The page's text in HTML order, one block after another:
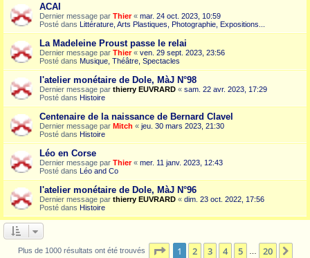
ACAI
Dernier message par Thier« mar. 24 oct. 2023, 10:59
Posté dans Littérature, Arts Plastiques, Photographie, Expositions...
La Madeleine Proust passe le relai
Dernier message par Thier« ven. 29 sept. 2023, 23:56
Posté dans Musique, Théâtre, Spectacles
l'atelier monétaire de Dole, MàJ N°98
Dernier message par thierry EUVRARD « sam. 22 avr. 2023, 17:29
Posté dans Histoire
Centenaire de la naissance de Bernard Clavel
Dernier message par Mitch « jeu. 30 mars 2023, 21:30
Posté dans Histoire
Léo en Corse
Dernier message par Thier« mer. 11 janv. 2023, 12:43
Posté dans Léo and Co
l'atelier monétaire de Dole, MàJ N°96
Dernier message par thierry EUVRARD « dim. 23 oct. 2022, 17:56
Posté dans Histoire
Plus de 1000 résultats ont été trouvés Page 1sur20
1 2 3 4 5 20